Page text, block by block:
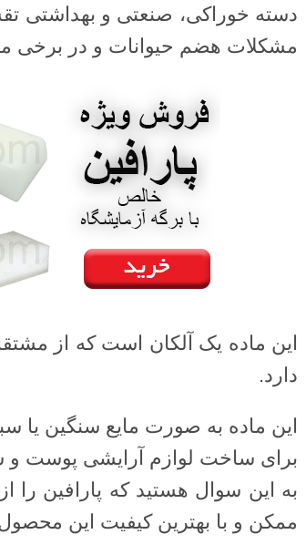
دسته خوراکی، صنعتی و بهداشتی
مشکلات هضم حیوانات و در برخی
این ماده یک آلکان است که از
دارد.
این ماده به صورت مایع سنگین یا
برای ساخت لوازم آرایشی پوست و
به این سوال هستید که پارافین را
ممکن و با بهترین کیفیت این